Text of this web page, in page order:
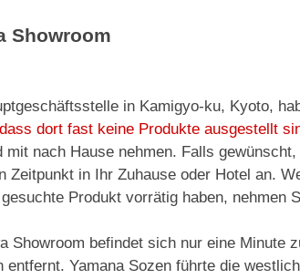
Showroom
in Kamigyo-ku, Kyoto,
dort fast keine Produkte ausgestellt
mit nach Hause nehmen. Falls
Zeitpunkt in Ihr Zuhause oder Hotel an.
Produkt vorrätig haben, nehmen
Showroom befindet sich nur eine Minute
entfernt. Yamana Sozen führte die